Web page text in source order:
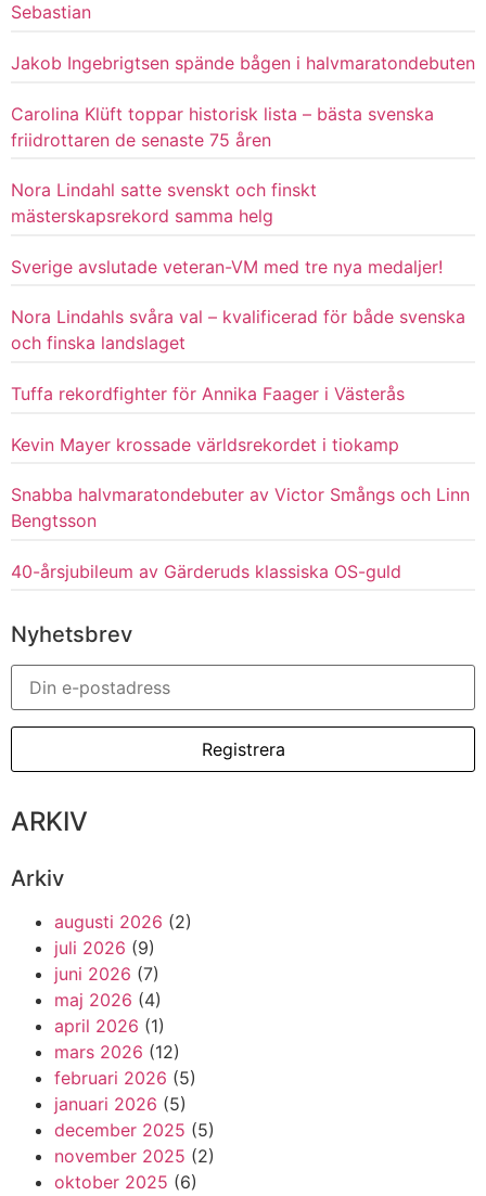
Sebastian
Jakob Ingebrigtsen spände bågen i halvmaratondebuten
Carolina Klüft toppar historisk lista – bästa svenska
friidrottaren de senaste 75 åren
Nora Lindahl satte svenskt och finskt
mästerskapsrekord samma helg
Sverige avslutade veteran-VM med tre nya medaljer!
Nora Lindahls svåra val – kvalificerad för både svenska
och finska landslaget
Tuffa rekordfighter för Annika Faager i Västerås
Kevin Mayer krossade världsrekordet i tiokamp
Snabba halvmaratondebuter av Victor Smångs och Linn
Bengtsson
40-årsjubileum av Gärderuds klassiska OS-guld
Nyhetsbrev
ARKIV
Arkiv
augusti 2026 (2)
juli 2026 (9)
juni 2026 (7)
maj 2026 (4)
april 2026 (1)
mars 2026 (12)
februari 2026 (5)
januari 2026 (5)
december 2025 (5)
november 2025 (2)
oktober 2025 (6)